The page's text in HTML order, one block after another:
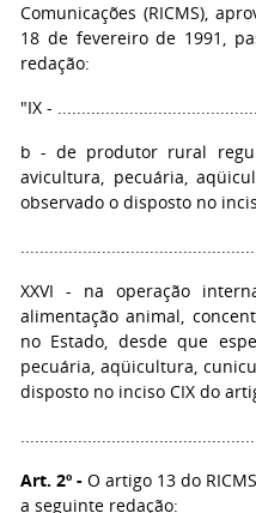
Comunicações (RICMS),
18 de fevereiro de 1991,
redação:
"IX -
b - de produtor rural
avicultura, pecuária,
observado o disposto no
XXVI - na operação
alimentação animal,
no Estado, desde que
pecuária, aqüicultura,
disposto no inciso CIX do
Art. 2º - O artigo 13 do
a seguinte redação: